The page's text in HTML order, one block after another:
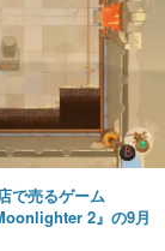
で売るゲーム
2』の9月